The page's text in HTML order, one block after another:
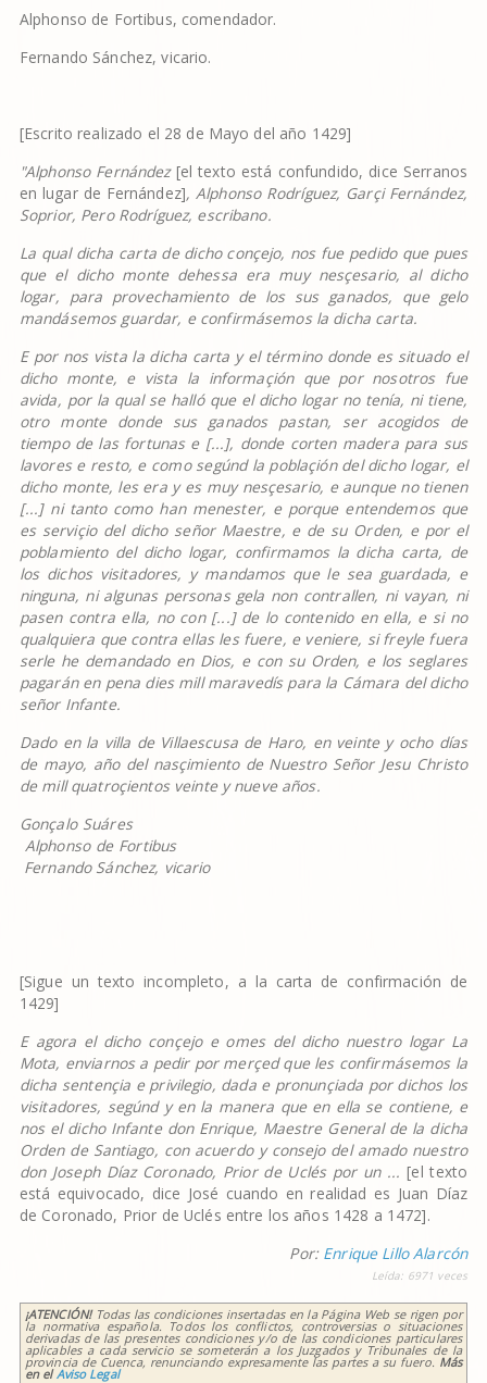
Alphonso de Fortibus, comendador.
Fernando Sánchez, vicario.
[Escrito realizado el 28 de Mayo del año 1429]
"Alphonso Fernández [el texto está confundido, dice Serranos
en lugar de Fernández], Alphonso Rodríguez, Garçi Fernández,
Soprior, Pero Rodríguez, escribano.
La qual dicha carta de dicho conçejo, nos fue pedido que pues
que el dicho monte dehessa era muy nesçesario, al dicho
logar, para provechamiento de los sus ganados, que gelo
mandásemos guardar, e confirmásemos la dicha carta.
E por nos vista la dicha carta y el término donde es situado el
dicho monte, e vista la informaçión que por nosotros fue
avida, por la qual se halló que el dicho logar no tenía, ni tiene,
otro monte donde sus ganados pastan, ser acogidos de
tiempo de las fortunas e [...], donde corten madera para sus
lavores e resto, e como segúnd la poblaçión del dicho logar, el
dicho monte, les era y es muy nesçesario, e aunque no tienen
[...] ni tanto como han menester, e porque entendemos que
es serviçio del dicho señor Maestre, e de su Orden, e por el
poblamiento del dicho logar, confirmamos la dicha carta, de
los dichos visitadores, y mandamos que le sea guardada, e
ninguna, ni algunas personas gela non contrallen, ni vayan, ni
pasen contra ella, no con [...] de lo contenido en ella, e si no
qualquiera que contra ellas les fuere, e veniere, si freyle fuera
serle he demandado en Dios, e con su Orden, e los seglares
pagarán en pena dies mill maravedís para la Cámara del dicho
señor Infante.
Dado en la villa de Villaescusa de Haro, en veinte y ocho días
de mayo, año del nasçimiento de Nuestro Señor Jesu Christo
de mill quatroçientos veinte y nueve años.
Gonçalo Suáres
Alphonso de Fortibus
Fernando Sánchez, vicario
[Sigue un texto incompleto, a la carta de confirmación de
1429]
E agora el dicho conçejo e omes del dicho nuestro logar La
Mota, enviarnos a pedir por merçed que les confirmásemos la
dicha sentençia e privilegio, dada e pronunçiada por dichos los
visitadores, segúnd y en la manera que en ella se contiene, e
nos el dicho Infante don Enrique, Maestre General de la dicha
Orden de Santiago, con acuerdo y consejo del amado nuestro
don Joseph Díaz Coronado, Prior de Uclés por un ...[el texto
está equivocado, dice José cuando en realidad es Juan Díaz
de Coronado, Prior de Uclés entre los años 1428 a 1472].
Por: Enrique Lillo Alarcón
Leída: 6971 veces
¡ATENCIÓN!Todas las condiciones insertadas en la Página Web se rigen por
la normativa española. Todos los conflictos, controversias o situaciones
derivadas de las presentes condiciones y/o de las condiciones particulares
aplicables a cada servicio se someterán a los Juzgados y Tribunales de la
provincia de Cuenca, renunciando expresamente las partes a su fuero. Más
en elAviso Legal